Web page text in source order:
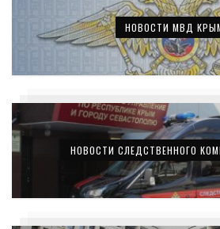
НОВОСТИ МВД
НОВОСТИ СЛЕДСТВЕННОГО